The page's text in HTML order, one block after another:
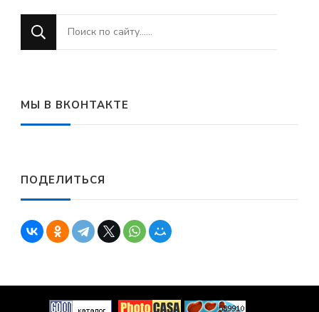
Ищите
что-
МЫ В ВКОНТАКТЕ
ПОДЕЛИТЬСЯ